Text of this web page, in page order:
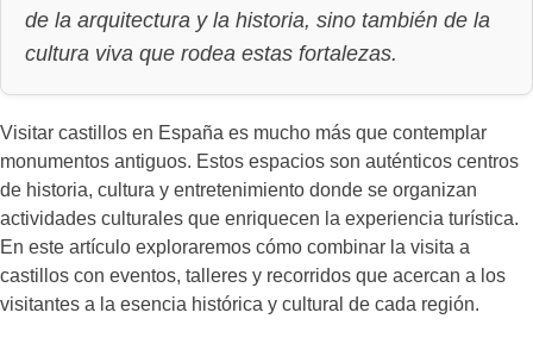
de la arquitectura y la historia, sino también de la
cultura viva que rodea estas fortalezas.
Visitar castillos en España es mucho más que contemplar
monumentos antiguos. Estos espacios son auténticos centros
de historia, cultura y entretenimiento donde se organizan
actividades culturales que enriquecen la experiencia turística.
En este artículo exploraremos cómo combinar la visita a
castillos con eventos, talleres y recorridos que acercan a los
visitantes a la esencia histórica y cultural de cada región.